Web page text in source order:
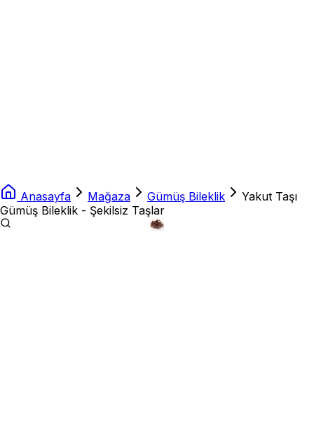
Anasayfa Mağaza Gümüş Bileklik
Yakut Taşı
Gümüş Bileklik - Şekilsiz Taşlar